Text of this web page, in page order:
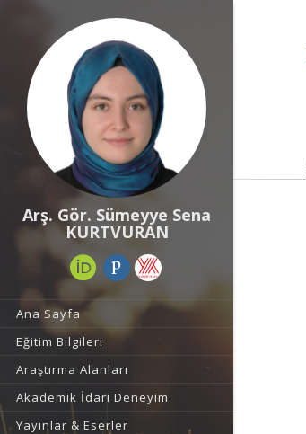
Arş. Gör. Sümeyye Sena
KURTVURAN
Ana Sayfa
Eğitim Bilgileri
Araştırma Alanları
Akademik İdari Deneyim
Yayınlar & Eserler